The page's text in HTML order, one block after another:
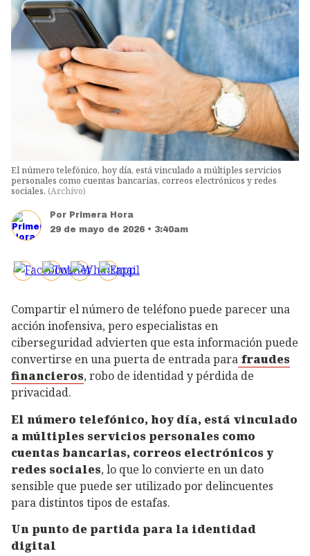
El número telefónico, hoy día, está vinculado a múltiples servicios
personales como cuentas bancarias, correos electrónicos y redes
sociales. (Archivo)
Por Primera Hora
29 de mayo de 2026 • 3:40am
Compartir el número de teléfono puede parecer una
acción inofensiva, pero especialistas en
ciberseguridad advierten que esta información puede
convertirse en una puerta de entrada para fraudes
financieros, robo de identidad y pérdida de
privacidad.
El número telefónico, hoy día, está vinculado
a múltiples servicios personales como
cuentas bancarias, correos electrónicos y
redes sociales, lo que lo convierte en un dato
sensible que puede ser utilizado por delincuentes
para distintos tipos de estafas.
Un punto de partida para la identidad
digital